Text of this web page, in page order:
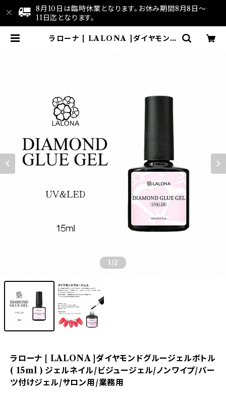
8月10日は臨時休業となります。お休み期間8月8日～
11日迄となります。
ラローナ [ LALONA ]ダイヤモンド
1 /2
ラローナ [ LALONA ]ダイヤモンドグルージェルボトル
( 15ml ) ジェルネイル/ビジュージェル/ノンワイプ/パー
ツ付けジェル/サロン用/業務用